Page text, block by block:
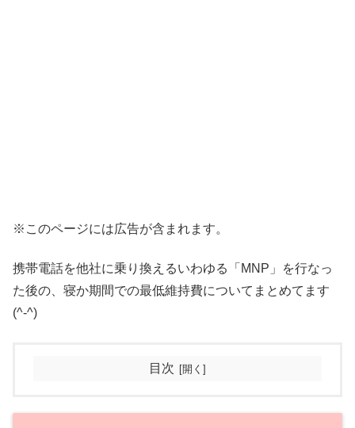
※このページには広告が含まれます。
携帯電話を他社に乗り換えるいわゆる「MNP」を行なっ
た後の、寝か期間での最低維持費についてまとめてます
(^-^)
目次